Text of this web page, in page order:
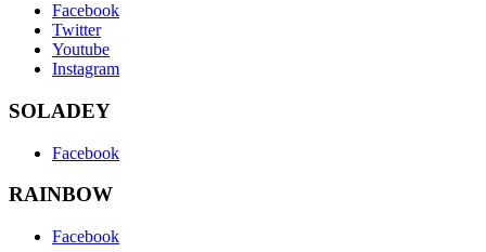
Facebook
Twitter
Youtube
Instagram
SOLADEY
Facebook
RAINBOW
Facebook